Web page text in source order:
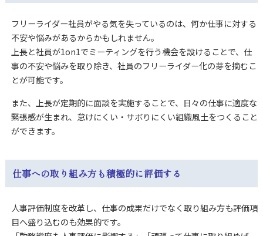
フリーライダー社員がやる気を失っているのは、何か仕事に対する
不安や悩みがあるからかもしれません。
上長と社員が1on1でミーティングを行う機会を設けることで、仕
事の不安や悩みを取り除き、社員のフリーライダー化の芽を摘むこ
とが可能です。
また、上長が定期的に面談を実施することで、日々の仕事に適度な
緊張感が生まれ、怠けにくい・サボりにくい組織風土をつくること
ができます。
仕事への取り組み方も積極的に評価する
人事評価制度を改革し、仕事の成果だけでなく取り組み方も評価項
目へ盛り込むのも効果的です。